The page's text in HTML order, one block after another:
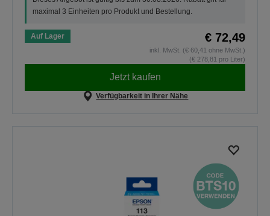
maximal 3 Einheiten pro Produkt und Bestellung.
Auf Lager € 72,49
inkl. MwSt. (€ 60,41 ohne MwSt.)
(€ 278,81 pro Liter)
Jetzt kaufen
Verfügbarkeit in Ihrer Nähe